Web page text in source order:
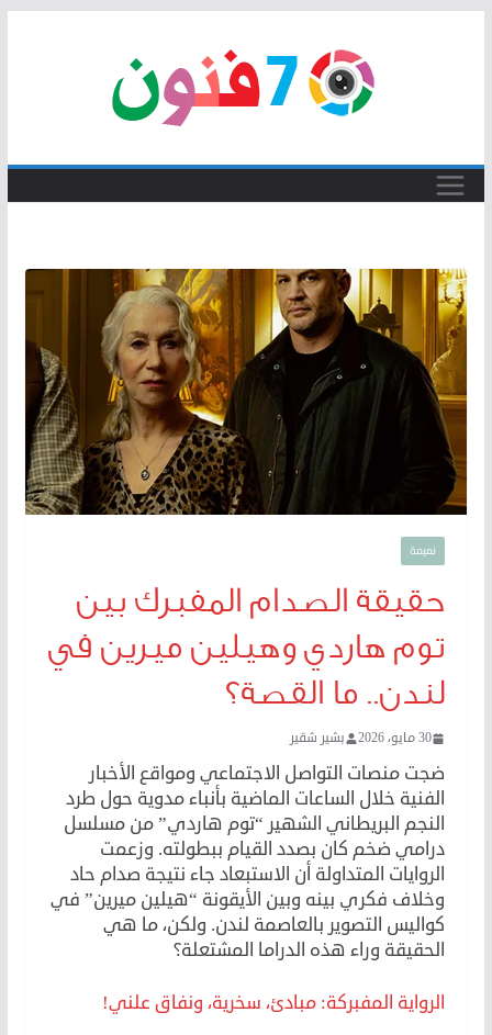
نميمة
حقيقة الصدام المفبرك بين
توم هاردي وهيلين ميرين في
لندن.. ما القصة؟
30 مايو، 2026 بشير شقير
ضجت منصات التواصل الاجتماعي ومواقع الأخبار
الفنية خلال الساعات الماضية بأنباء مدوية حول طرد
النجم البريطاني الشهير “توم هاردي” من مسلسل
درامي ضخم كان بصدد القيام ببطولته. وزعمت
الروايات المتداولة أن الاستبعاد جاء نتيجة صدام حاد
وخلاف فكري بينه وبين الأيقونة “هيلين ميرين” في
كواليس التصوير بالعاصمة لندن. ولكن، ما هي
الحقيقة وراء هذه الدراما المشتعلة؟
الرواية المفبركة: مبادئ، سخرية، ونفاق علني!